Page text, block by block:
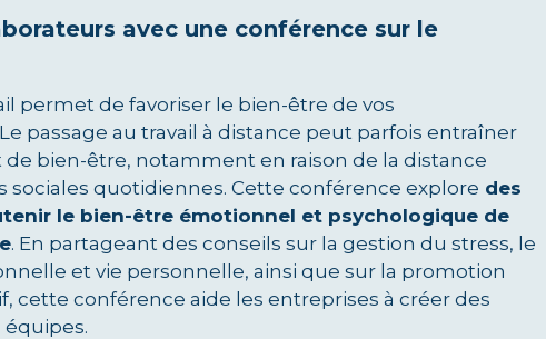
avec une conférence sur le
permet de favoriser le bien-être de vos
passage au travail à distance peut parfois entraîner
bien-être, notamment en raison de la distance
quotidiennes. Cette conférence explore des
le bien-être émotionnel et psychologique de
. En partageant des conseils sur la gestion du stress, le
et vie personnelle, ainsi que sur la promotion
cette conférence aide les entreprises à créer des